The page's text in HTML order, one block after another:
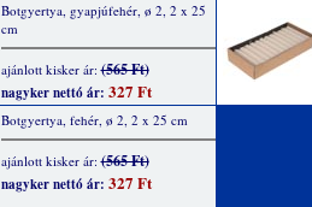
Botgyertya, gyapjúfehér, ø 2, 2 x 25
cm
ajánlott kisker ár:(565 Ft)
nagyker nettó ár: 327 Ft
Botgyertya, fehér, ø 2, 2 x 25 cm
ajánlott kisker ár:(565 Ft)
nagyker nettó ár: 327 Ft